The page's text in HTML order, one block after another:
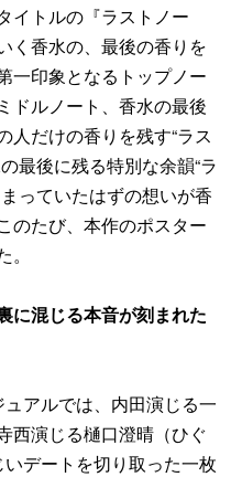
イトルの『ラストノー
く香水の、最後の香りを
一印象となるトップノー
ドルノート、香水の最後
人だけの香りを残す“ラス
最後に残る特別な余韻“ラ
っていたはずの想いが香
のたび、本作のポスター
に混じる本音が刻まれた
アルでは、内田演じる一
西演じる樋口澄晴（ひぐ
デートを切り取った一枚